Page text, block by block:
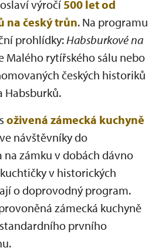
výročí 500 let od
na český trůn. Na programu
prohlídky:Habsburkové na
Malého rytířského sálu nebo
českých historiků
Habsburků.
oživená zámecká kuchyně
návštěvníky do
zámku v dobách dávno
v historických
o doprovodný program.
zámecká kuchyně
prvního